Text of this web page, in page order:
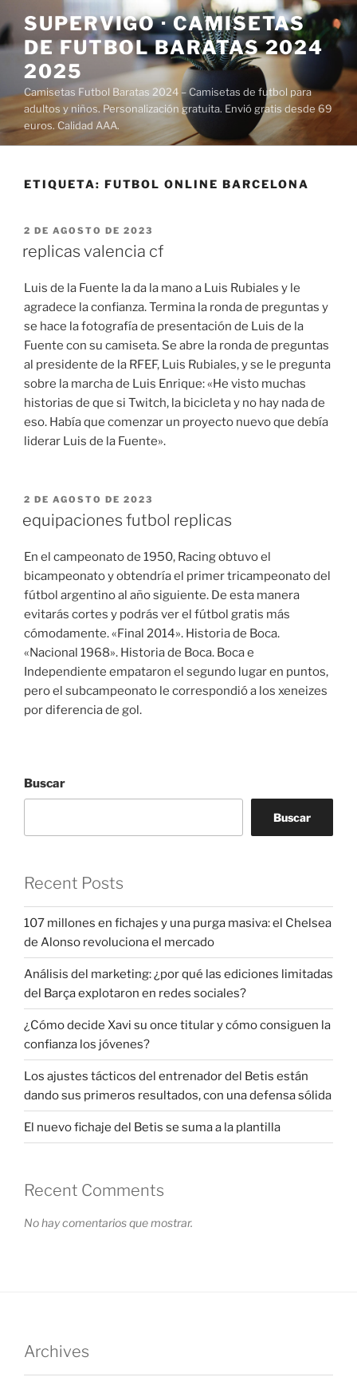
al
contenido
SUPERVIGO · CAMISETAS
DE FUTBOL BARATAS 2024
2025
Camisetas Futbol Baratas 2024 – Camisetas de futbol para
adultos y niños. Personalización gratuita. Envió gratis desde 69
euros. Calidad AAA.
ETIQUETA: FUTBOL ONLINE BARCELONA
PUBLICADO
2 DE AGOSTO DE 2023
replicas valencia cf
Luis de la Fuente la da la mano a Luis Rubiales y le
agradece la confianza. Termina la ronda de preguntas y
se hace la fotografía de presentación de Luis de la
Fuente con su camiseta. Se abre la ronda de preguntas
al presidente de la RFEF, Luis Rubiales, y se le pregunta
sobre la marcha de Luis Enrique: «He visto muchas
historias de que si Twitch, la bicicleta y no hay nada de
eso. Había que comenzar un proyecto nuevo que debía
liderar Luis de la Fuente».
PUBLICADO
2 DE AGOSTO DE 2023
equipaciones futbol replicas
En el campeonato de 1950, Racing obtuvo el
bicampeonato y obtendría el primer tricampeonato del
fútbol argentino al año siguiente. De esta manera
evitarás cortes y podrás ver el fútbol gratis más
cómodamente. «Final 2014». Historia de Boca.
«Nacional 1968». Historia de Boca. Boca e
Independiente empataron el segundo lugar en puntos,
pero el subcampeonato le correspondió a los xeneizes
por diferencia de gol.
Buscar
Buscar
Recent Posts
107 millones en fichajes y una purga masiva: el Chelsea
de Alonso revoluciona el mercado
Análisis del marketing: ¿por qué las ediciones limitadas
del Barça explotaron en redes sociales?
¿Cómo decide Xavi su once titular y cómo consiguen la
confianza los jóvenes?
Los ajustes tácticos del entrenador del Betis están
dando sus primeros resultados, con una defensa sólida
El nuevo fichaje del Betis se suma a la plantilla
Recent Comments
No hay comentarios que mostrar.
Archives